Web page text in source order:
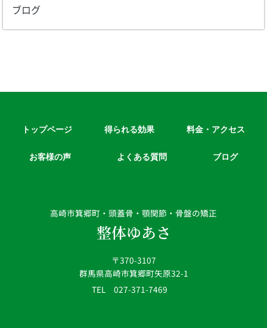
ブログ
高崎市箕郷町・頭蓋骨・顎関節・骨盤の矯正
整体ゆあさ
〒370-3107
群馬県高崎市箕郷町矢原32-1
TEL 027-371-7469
トップページ 得られる効果 料金・アクセス
お客様の声 よくある質問 ブログ